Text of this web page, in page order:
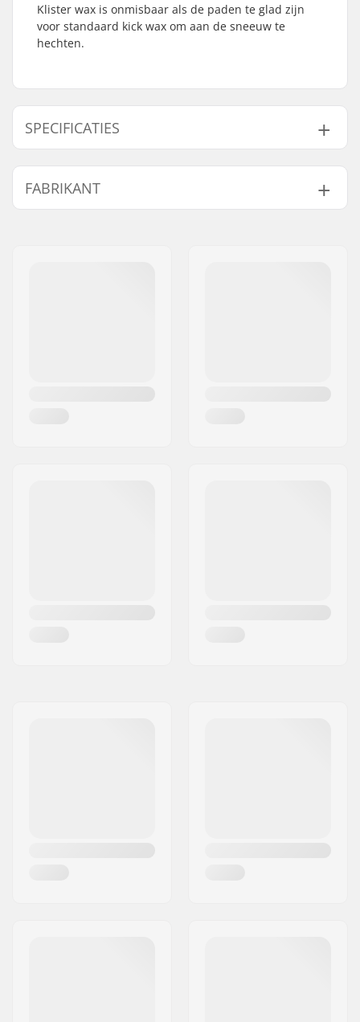
Klister wax is onmisbaar als de paden te glad zijn
voor standaard kick wax om aan de sneeuw te
hechten.
SPECIFICATIES
Temperatuur: +3 tot -1 °C
FABRIKANT